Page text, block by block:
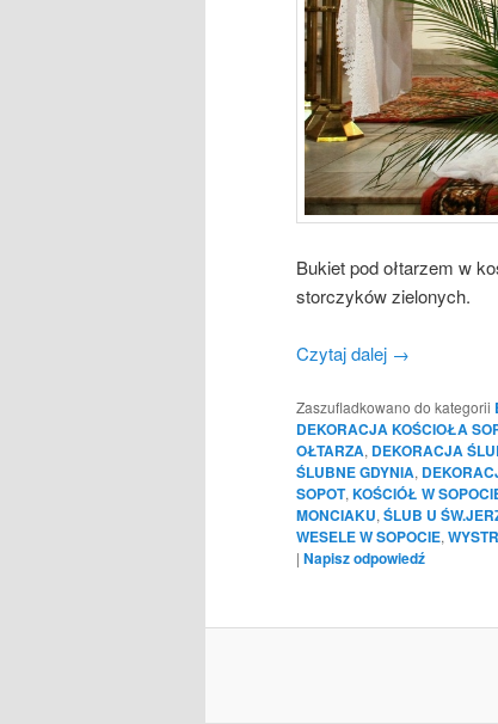
Bukiet pod ołtarzem w
storczyków zielonych.
Czytaj dalej →
Zaszufladkowano do kategorii
DEKORACJA KOŚCIOŁA
OŁTARZA, DEKORACJA
ŚLUBNE GDYNIA,
SOPOT, KOŚCIÓŁ W
MONCIAKU, ŚLUB U
WESELE W SOPOCIE,
| Napisz odpowiedź